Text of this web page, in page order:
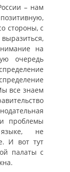
– нам
стороны, с
на
очередь
все знаем
проблемы
не
И вот тут
палаты с